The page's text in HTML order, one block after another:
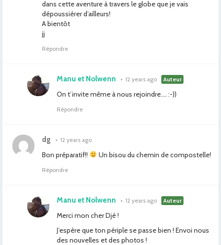
dans cette aventure à travers le globe que je vais
dépoussiérer d’ailleurs!
A bientôt
jj
Répondre
Manu et Nolwenn • 12 years ago Auteur
On t’invite même à nous rejoindre…. :-))
Répondre
dg • 12 years ago
Bon préparatif!! Un bisou du chemin de compostelle!
Répondre
Manu et Nolwenn • 12 years ago Auteur
Merci mon cher Djé !
J’espère que ton périple se passe bien ! Envoi nous
des nouvelles et des photos !